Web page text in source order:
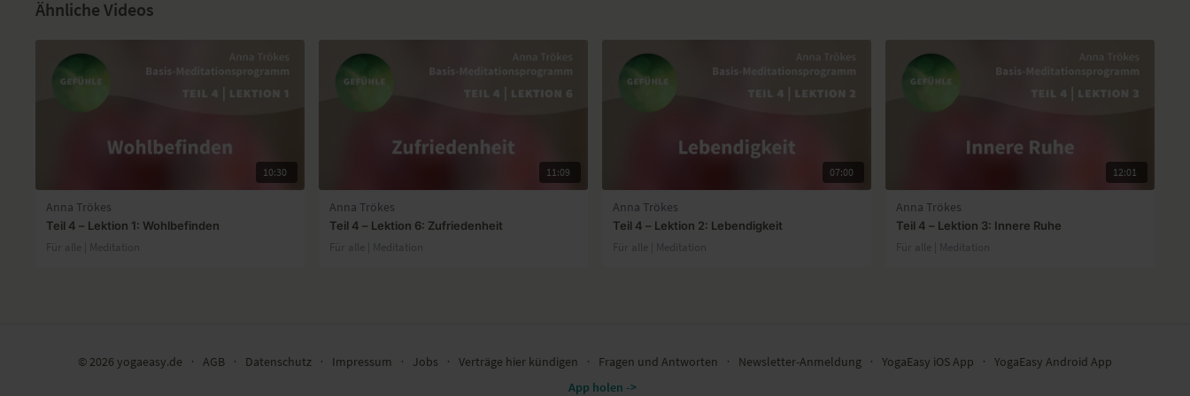
Ähnliche Videos
10:30
Anna Trökes
Teil 4 – Lektion 1: Wohlbefinden
Für alle | Meditation
11:09
Anna Trökes
Teil 4 – Lektion 6: Zufriedenheit
Für alle | Meditation
07:00
Anna Trökes
Teil 4 – Lektion 2: Lebendigkeit
Für alle | Meditation
12:01
Anna Trökes
Teil 4 – Lektion 3: Innere Ruhe
Für alle | Meditation
© 2026 yogaeasy.de ∙ AGB ∙ Datenschutz ∙ Impressum ∙ Jobs ∙ Verträge hier kündigen ∙ Fragen und Antworten ∙ Newsletter-Anmeldung ∙ YogaEasy iOS App ∙
YogaEasy Android App
App holen ->